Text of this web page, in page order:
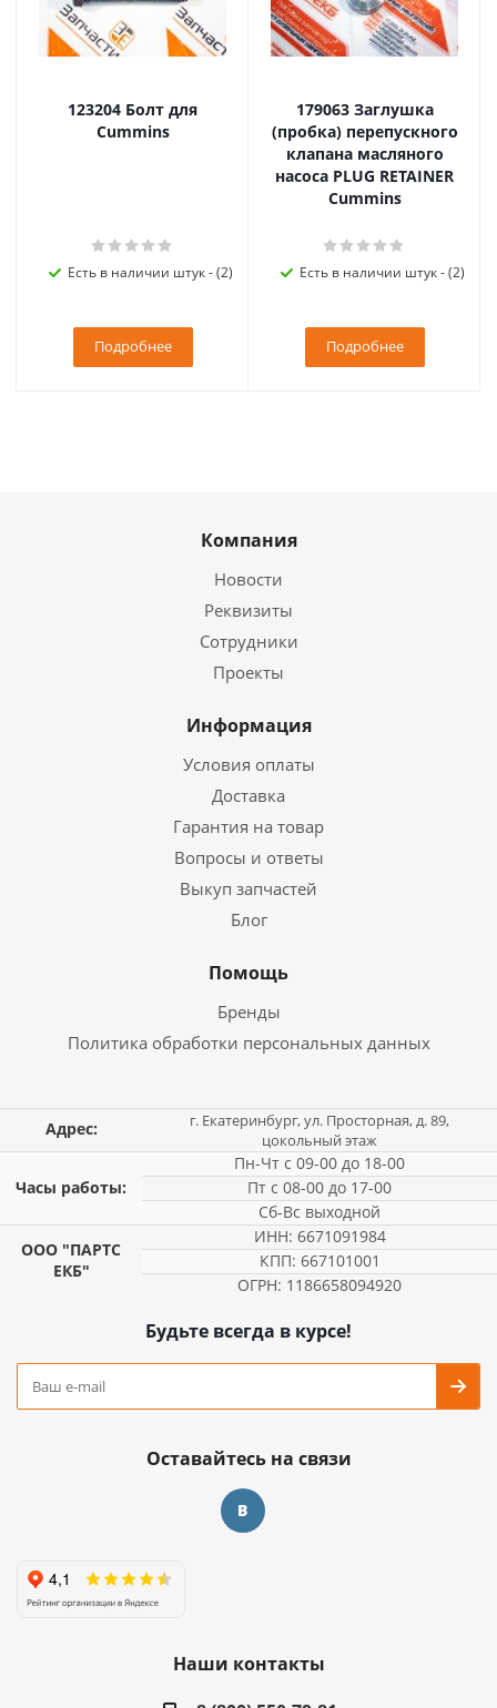
123204 Болт для
Cummins
Есть в наличии штук - (2)
Подробнее
179063 Заглушка
(пробка) перепускного
клапана масляного
насоса PLUG RETAINER
Cummins
Есть в наличии штук - (2)
Подробнее
Компания
Новости
Реквизиты
Сотрудники
Проекты
Информация
Условия оплаты
Доставка
Гарантия на товар
Вопросы и ответы
Выкуп запчастей
Блог
Помощь
Бренды
Политика обработки персональных данных
Адрес:
г. Екатеринбург, ул. Просторная, д. 89,
цокольный этаж
Часы работы:
Пн-Чт с 09-00 до 18-00
Пт с 08-00 до 17-00
Сб-Вс выходной
ООО "ПАРТС
ЕКБ"
ИНН: 6671091984
КПП: 667101001
ОГРН: 1186658094920
Будьте всегда в курсе!
Оставайтесь на связи
Наши контакты